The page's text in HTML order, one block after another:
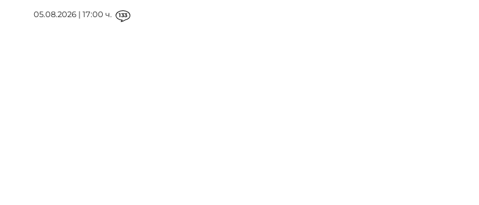
05.08.2026 | 17:00 ч. 133